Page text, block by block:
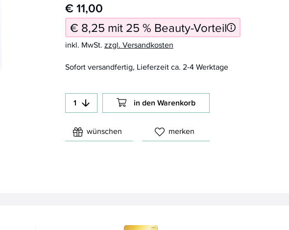
alle Pinsel
Schwämmchen
Reisen
Handtücher, Bademäntel
Sonstiges
€ 11,00
€ 8,25 mit 25 % Beauty-Vorteil
inkl. MwSt. zzgl. Versandkosten
Sofort versandfertig, Lieferzeit ca. 2-4 Werktage
in den Warenkorb
wünschen merken